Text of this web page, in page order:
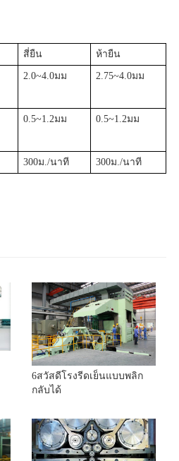
สี่ยืน ห้ายืน
2.0~4.0มม 2.75~4.0มม
0.5~1.2มม 0.5~1.2มม
300ม./นาที 300ม./นาที
6สวัสดีโรงรีดเย็นแบบพลิก
กลับได้